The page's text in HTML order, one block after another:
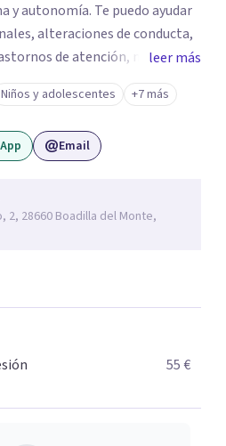
Te puedo ayudar
alteraciones de conducta,
de atención, miedos,
que les ayuden a
labor, desde el respeto a las
pareja utilizo un enfoque
de cambio, soy especialista
ansiedad, fobias,
de pareja.
leer más
Niños y adolescentes +7 más
Email
2, 28660 Boadilla del Monte,
55 €